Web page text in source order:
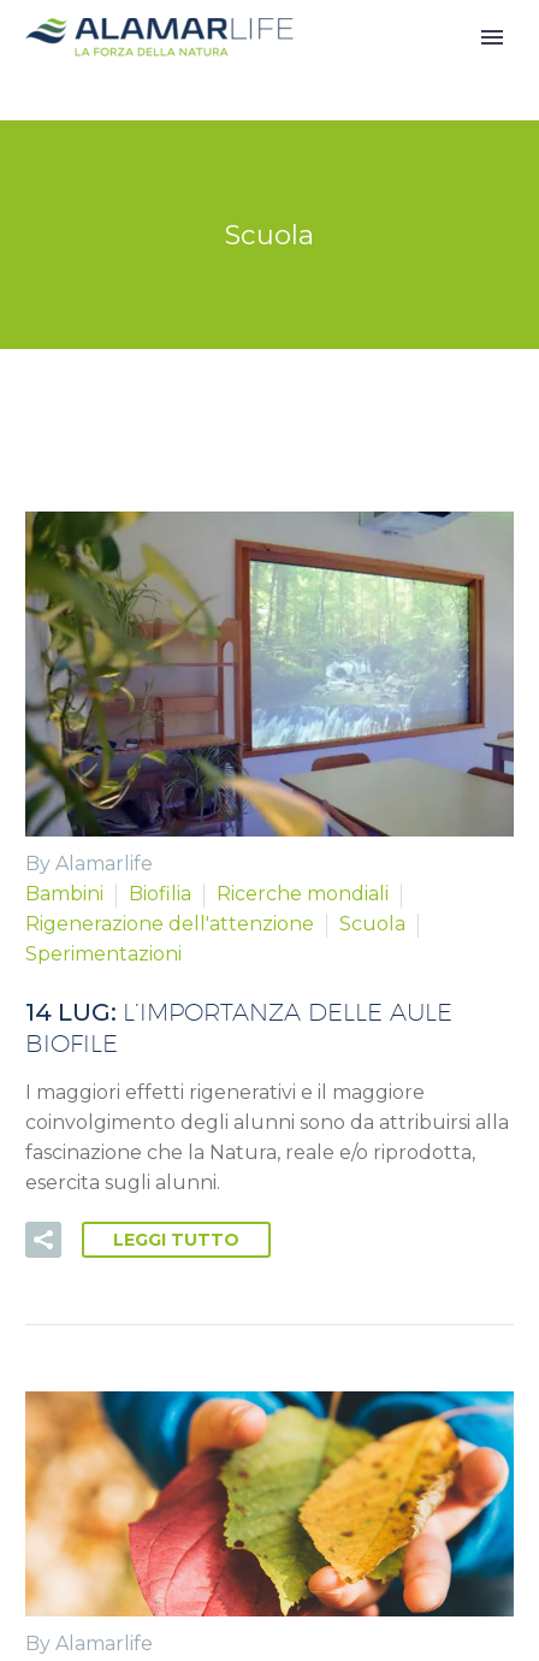
Scuola
By Alamarlife
Bambini
Biofilia
Ricerche mondiali
Rigenerazione dell'attenzione
Scuola
Sperimentazioni
14 LUG: L’IMPORTANZA DELLE AULE
BIOFILE
I maggiori effetti rigenerativi e il maggiore
coinvolgimento degli alunni sono da attribuirsi alla
fascinazione che la Natura, reale e/o riprodotta,
esercita sugli alunni.
LEGGI TUTTO
By Alamarlife